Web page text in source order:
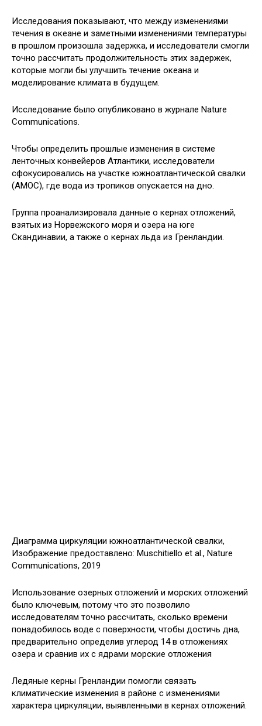
Исследования показывают, что между изменениями
течения в океане и заметными изменениями температуры
в прошлом произошла задержка, и исследователи смогли
точно рассчитать продолжительность этих задержек,
которые могли бы улучшить течение океана и
моделирование климата в будущем.
Исследование было опубликовано в журнале Nature
Communications.
Чтобы определить прошлые изменения в системе
ленточных конвейеров Атлантики, исследователи
сфокусировались на участке южноатлантической свалки
(AMOC), где вода из тропиков опускается на дно.
Группа проанализировала данные о кернах отложений,
взятых из Норвежского моря и озера на юге
Скандинавии, а также о кернах льда из Гренландии.
Диаграмма циркуляции южноатлантической свалки,
Изображение предоставлено: Muschitiello et al., Nature
Communications, 2019
Использование озерных отложений и морских отложений
было ключевым, потому что это позволило
исследователям точно рассчитать, сколько времени
понадобилось воде с поверхности, чтобы достичь дна,
предварительно определив углерод 14 в отложениях
озера и сравнив их с ядрами морские отложения
Ледяные керны Гренландии помогли связать
климатические изменения в районе с изменениями
характера циркуляции, выявленными в кернах отложений.